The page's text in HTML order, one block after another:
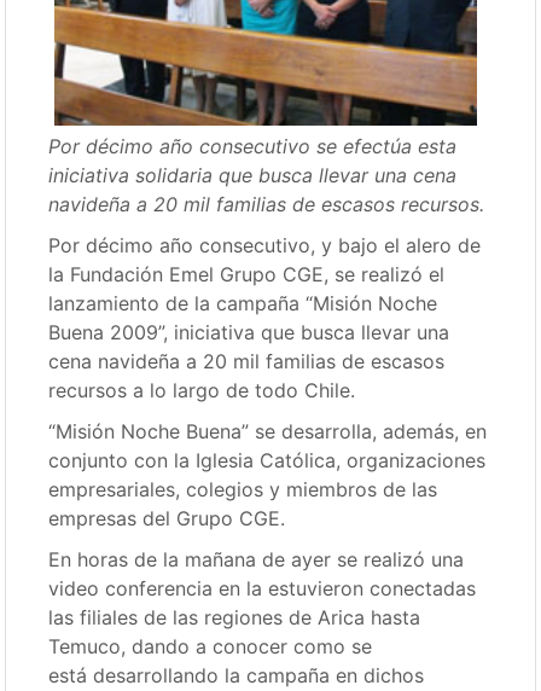
Por décimo año consecutivo se efectúa esta
iniciativa solidaria que busca llevar una cena
navideña a 20 mil familias de escasos recursos.
Por décimo año consecutivo, y bajo el alero de
la Fundación Emel Grupo CGE, se realizó el
lanzamiento de la campaña “Misión Noche
Buena 2009”, iniciativa que busca llevar una
cena navideña a 20 mil familias de escasos
recursos a lo largo de todo Chile.
“Misión Noche Buena” se desarrolla, además, en
conjunto con la Iglesia Católica, organizaciones
empresariales, colegios y miembros de las
empresas del Grupo CGE.
En horas de la mañana de ayer se realizó una
video conferencia en la estuvieron conectadas
las filiales de las regiones de Arica hasta
Temuco, dando a conocer como se
está desarrollando la campaña en dichos